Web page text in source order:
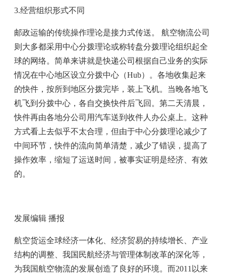
3.经营组织形式不同
邮政运输的传统操作理论是接力式传送。 航空物流公司
则大多都采用中心分拨理论或称转盘分拨理论组织起全
球的网络。简单来讲就是快递公司根据自己业务的实际
情况在中心地区设立分拨中心（Hub）。各地收集起来
的快件，按所到地区分拨完毕，装上飞机。当晚各地飞
机飞到分拨中心，各自交换快件后飞回。第二天清晨，
快件再由各地分公司用汽车送到收件人办公桌上。这种
方式看上去似乎不太合理，但由于中心分拨理论减少了
中间环节，快件的流向简单清楚，减少了错误，提高了
操作效率，缩短了运送时间，被事实证明是经济、有效
的。
发展编辑 播报
航空货运全球经济一体化、经济贸易的持续增长、产业
结构的调整、我国民航经济与管理体制改革的深化等，
为我国航空物流的发展创造了良好的环境。而2011以来